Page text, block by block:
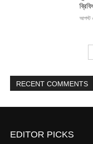
আগস্ট
RECENT COMMENTS
EDITOR PICKS